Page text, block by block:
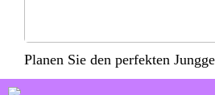
Planen Sie den perfekten